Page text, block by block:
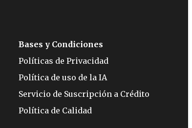
Bases y Condiciones
Políticas de Privacidad
Política de uso de la IA
Servicio de Suscripción a Crédito
Política de Calidad